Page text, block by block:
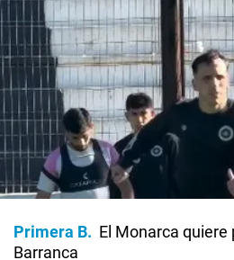
Primera B
El Monarca quiere
Barranca